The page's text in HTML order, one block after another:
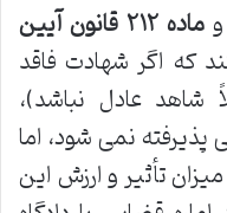
و
ماده ۲۱۲ قانون آیین
که اگر شهادت فاقد
شاهد عادل نباشد)،
پذیرفته نمی شود، اما
تأثیر و ارزش این